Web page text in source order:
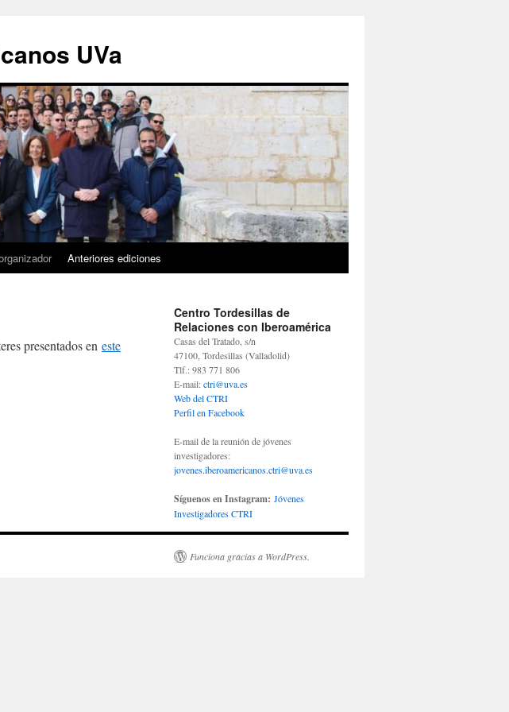
UVa
Anteriores ediciones
presentados en este
Centro Tordesillas de
Relaciones con Iberoamérica
Casas del Tratado, s/n
47100, Tordesillas (Valladolid)
Tlf.: 983 771 806
E-mail:ctri@uva.es
Web del CTRI
Perfil en Facebook
E-mail de la reunión de jóvenes
investigadores:
jovenes.iberoamericanos.ctri@uva.es
Síguenos en Instagram: Jóvenes
Investigadores CTRI
Funciona gracias a WordPress.